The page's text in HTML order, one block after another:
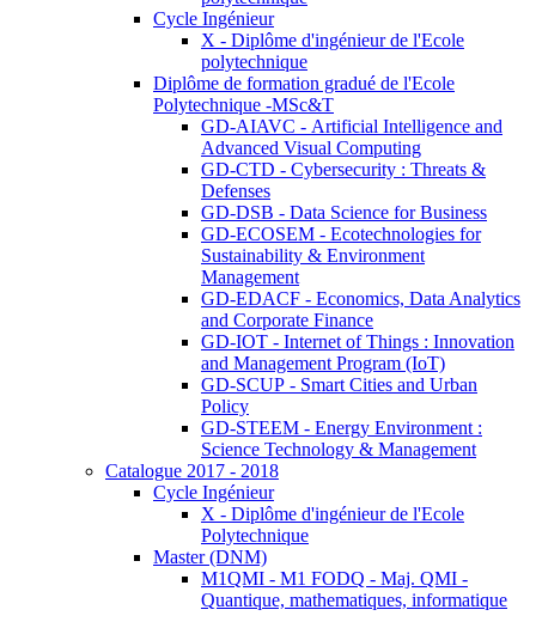
Cycle Ingénieur
X - Diplôme d'ingénieur de l'Ecole
polytechnique
Diplôme de formation gradué de l'Ecole
Polytechnique -MSc&T
GD-AIAVC - Artificial Intelligence and
Advanced Visual Computing
GD-CTD - Cybersecurity : Threats &
Defenses
GD-DSB - Data Science for Business
GD-ECOSEM - Ecotechnologies for
Sustainability & Environment
Management
GD-EDACF - Economics, Data Analytics
and Corporate Finance
GD-IOT - Internet of Things : Innovation
and Management Program (IoT)
GD-SCUP - Smart Cities and Urban
Policy
GD-STEEM - Energy Environment :
Science Technology & Management
Catalogue 2017 - 2018
Cycle Ingénieur
X - Diplôme d'ingénieur de l'Ecole
Polytechnique
Master (DNM)
M1QMI - M1 FODQ - Maj. QMI -
Quantique, mathematiques, informatique